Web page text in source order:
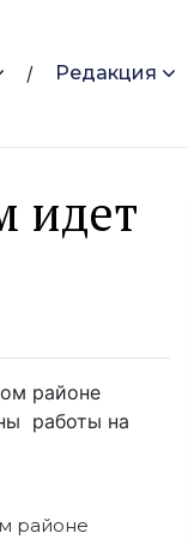
Редакция
идет
районе
работы на
районе